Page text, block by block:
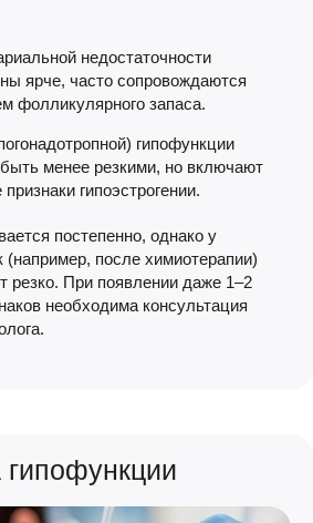
недостаточности
ярче, часто сопровождаются
фолликулярного запаса.
гипофункции
менее резкими, но включают
гипоэстрогении.
постепенно, однако у
(например, после химиотерапии)
резко. При появлении даже 1–2
необходима консультация
гипофункции